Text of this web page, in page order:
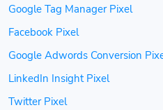
Google Tag Manager Pixel
Facebook Pixel
Google Adwords Conversion
LinkedIn Insight Pixel
Twitter Pixel